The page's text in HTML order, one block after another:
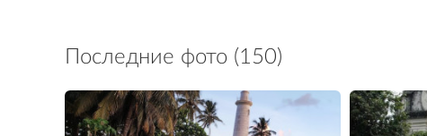
Последние фото (150)